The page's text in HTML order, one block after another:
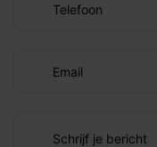
Telefoon
Email
Schrijf je bericht